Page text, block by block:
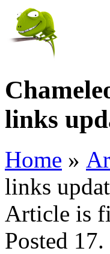
links
Home »
links
Article is
Posted